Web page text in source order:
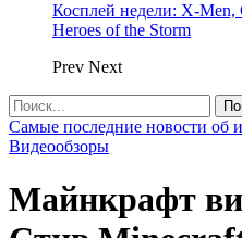
Косплей недели: X-Men,
Heroes of the Storm
Prev Next
Самые последние новости об
Видеообзоры
Майнкрафт